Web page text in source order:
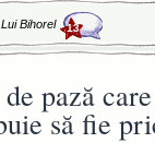
Bihorel 13
pază
să fie